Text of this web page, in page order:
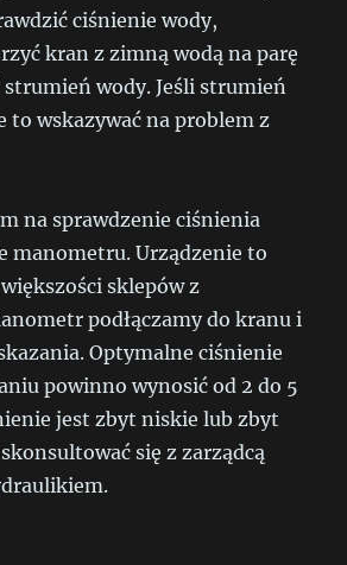
ciśnienie wody,
kran z zimną wodą na parę
strumień wody. Jeśli strumień
to wskazywać na problem z
na sprawdzenie ciśnienia
manometru. Urządzenie to
sklepów z
podłączamy do kranu i
Optymalne ciśnienie
powinno wynosić od 2 do 5
jest zbyt niskie lub zbyt
się z zarządcą